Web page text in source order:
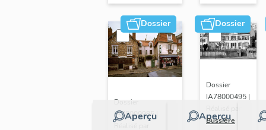
Dossier
Aperçu
Dossier
IA78000985 |
Dossier
Aperçu
Dossier
IA78000495 |
Bussière